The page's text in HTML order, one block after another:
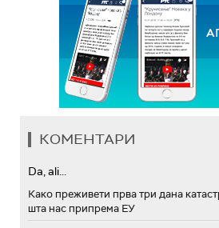
КОМЕНТАРИ
Da, ali...
Како преживети прва три дана
шта нас припрема ЕУ